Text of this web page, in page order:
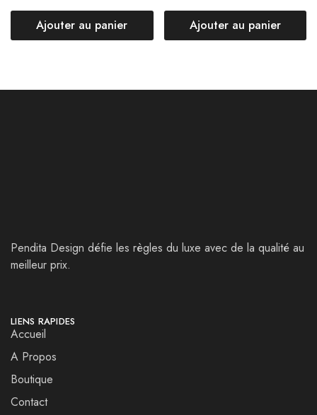
Ajouter au panier Ajouter au panier
Pendita Design défie les règles du luxe avec de la qualité au
meilleur prix.
LIENS RAPIDES
Accueil
A Propos
Boutique
Contact